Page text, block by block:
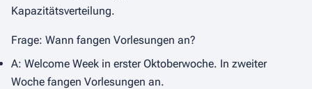
Kapazitätsverteilung.
Frage: Wann fangen Vorlesungen an?
A: Welcome Week in erster Oktoberwoche. In zweiter
Woche fangen Vorlesungen an.